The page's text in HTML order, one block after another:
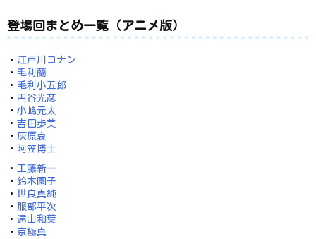
登場回まとめ一覧（アニメ版）
・ 江戸川コナン
・ 毛利蘭
・ 毛利小五郎
・ 円谷光彦
・ 小嶋元太
・ 吉田歩美
・ 灰原哀
・ 阿笠博士
・ 工藤新一
・ 鈴木園子
・ 世良真純
・ 服部平次
・ 遠山和葉
・ 京極真